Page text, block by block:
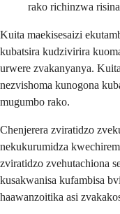
rako richinzwa
Kuita maekisesaizi
kubatsira kudzivirira
urwere zvakanyanya.
nezvishoma kunogona
mugumbo rako.
Chenjerera zviratidzo
nekukurumidza
zviratidzo zvehutachiona
kusakwanisa kufambisa
haawanzoitika asi